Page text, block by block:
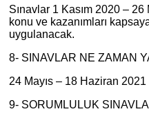
Sınavlar 1 Kasım 2020 –
konu ve kazanımları
uygulanacak.
8- SINAVLAR NE ZAMAN
24 Mayıs – 18 Haziran 2021
9- SORUMLULUK